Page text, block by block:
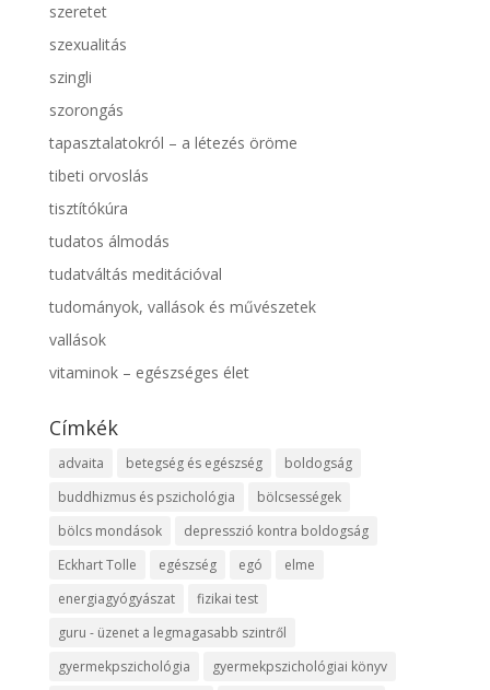
szeretet
szexualitás
szingli
szorongás
tapasztalatokról – a létezés öröme
tibeti orvoslás
tisztítókúra
tudatos álmodás
tudatváltás meditációval
tudományok, vallások és művészetek
vallások
vitaminok – egészséges élet
Címkék
advaita betegség és egészség
boldogság
buddhizmus és pszichológia
bölcsességek
bölcs mondások
depresszió kontra boldogság
Eckhart Tolle
egészség egó
elme
energiagyógyászat
fizikai test
guru - üzenet a legmagasabb szintről
gyermekpszichológia
gyermekpszichológiai könyv